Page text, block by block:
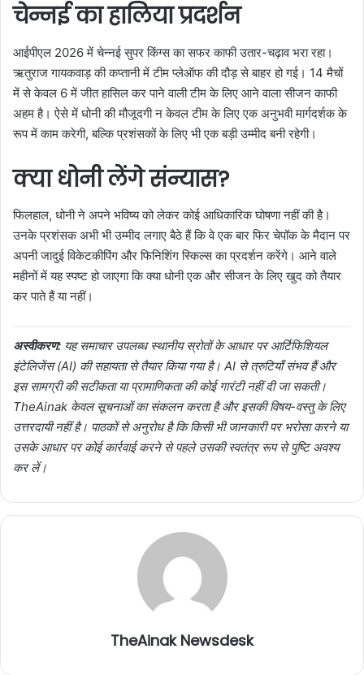
चेन्नई का हालिया प्रदर्शन
आईपीएल 2026 में चेन्नई सुपर किंग्स का सफर काफी उतार-चढ़ाव भरा रहा।
ऋतुराज गायकवाड़ की कप्तानी में टीम प्लेऑफ की दौड़ से बाहर हो गई। 14 मैचों
में से केवल 6 में जीत हासिल कर पाने वाली टीम के लिए आने वाला सीजन काफी
अहम है। ऐसे में धोनी की मौजूदगी न केवल टीम के लिए एक अनुभवी मार्गदर्शक के
रूप में काम करेगी, बल्कि प्रशंसकों के लिए भी एक बड़ी उम्मीद बनी रहेगी।
क्या धोनी लेंगे संन्यास?
फिलहाल, धोनी ने अपने भविष्य को लेकर कोई आधिकारिक घोषणा नहीं की है।
उनके प्रशंसक अभी भी उम्मीद लगाए बैठे हैं कि वे एक बार फिर चेपॉक के मैदान पर
अपनी जादुई विकेटकीपिंग और फिनिशिंग स्किल्स का प्रदर्शन करेंगे। आने वाले
महीनों में यह स्पष्ट हो जाएगा कि क्या धोनी एक और सीजन के लिए खुद को तैयार
कर पाते हैं या नहीं।
अस्वीकरण: यह समाचार उपलब्ध स्थानीय स्रोतों के आधार पर आर्टिफिशियल
इंटेलिजेंस (AI) की सहायता से तैयार किया गया है। AI से त्रुटियाँ संभव हैं और
इस सामग्री की सटीकता या प्रामाणिकता की कोई गारंटी नहीं दी जा सकती।
TheAinak केवल सूचनाओं का संकलन करता है और इसकी विषय-वस्तु के लिए
उत्तरदायी नहीं है। पाठकों से अनुरोध है कि किसी भी जानकारी पर भरोसा करने या
उसके आधार पर कोई कार्रवाई करने से पहले उसकी स्वतंत्र रूप से पुष्टि अवश्य
कर लें।
TheAinak Newsdesk